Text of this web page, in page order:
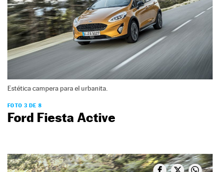
Estética campera para el urbanita.
FOTO 3 DE 8
Ford Fiesta Active